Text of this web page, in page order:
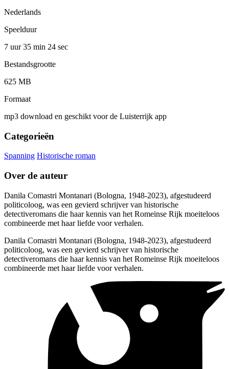
Nederlands
Speelduur
7 uur 35 min 24 sec
Bestandsgrootte
625 MB
Formaat
mp3 download en geschikt voor de Luisterrijk app
Categorieën
Spanning Historische roman
Over de auteur
Danila Comastri Montanari (Bologna, 1948-2023), afgestudeerd
politicoloog, was een gevierd schrijver van historische
detectiveromans die haar kennis van het Romeinse Rijk moeiteloos
combineerde met haar liefde voor verhalen.
Danila Comastri Montanari (Bologna, 1948-2023), afgestudeerd
politicoloog, was een gevierd schrijver van historische
detectiveromans die haar kennis van het Romeinse Rijk moeiteloos
combineerde met haar liefde voor verhalen.